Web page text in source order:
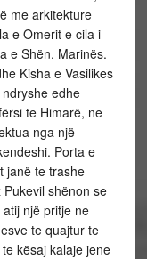
me arkitekture
e Omerit e cila i
e Shën. Marinës.
Kisha e Vasilikes
edhe
te Himarë, ne
nga një
Porta e
janë te trashe
shënon se
një pritje ne
te quajtur te
kësaj kalaje jene